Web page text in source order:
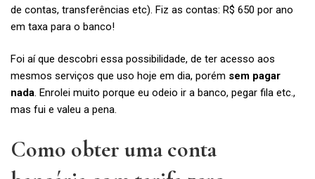
de contas, transferências etc). Fiz as contas: R$ 650 por ano
em taxa para o banco!
Foi aí que descobri essa possibilidade, de ter acesso aos
mesmos serviços que uso hoje em dia, porém sem pagar
nada. Enrolei muito porque eu odeio ir a banco, pegar fila etc.,
mas fui e valeu a pena.
Como obter uma conta